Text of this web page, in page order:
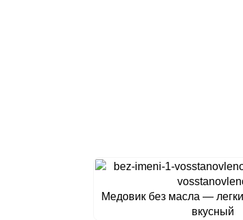
Медовик без масла —
вкусный